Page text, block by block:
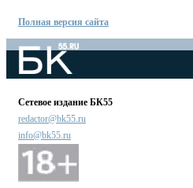
Полная версия сайта
Сетевое издание БК55
redactor@bk55.ru
info@bk55.ru